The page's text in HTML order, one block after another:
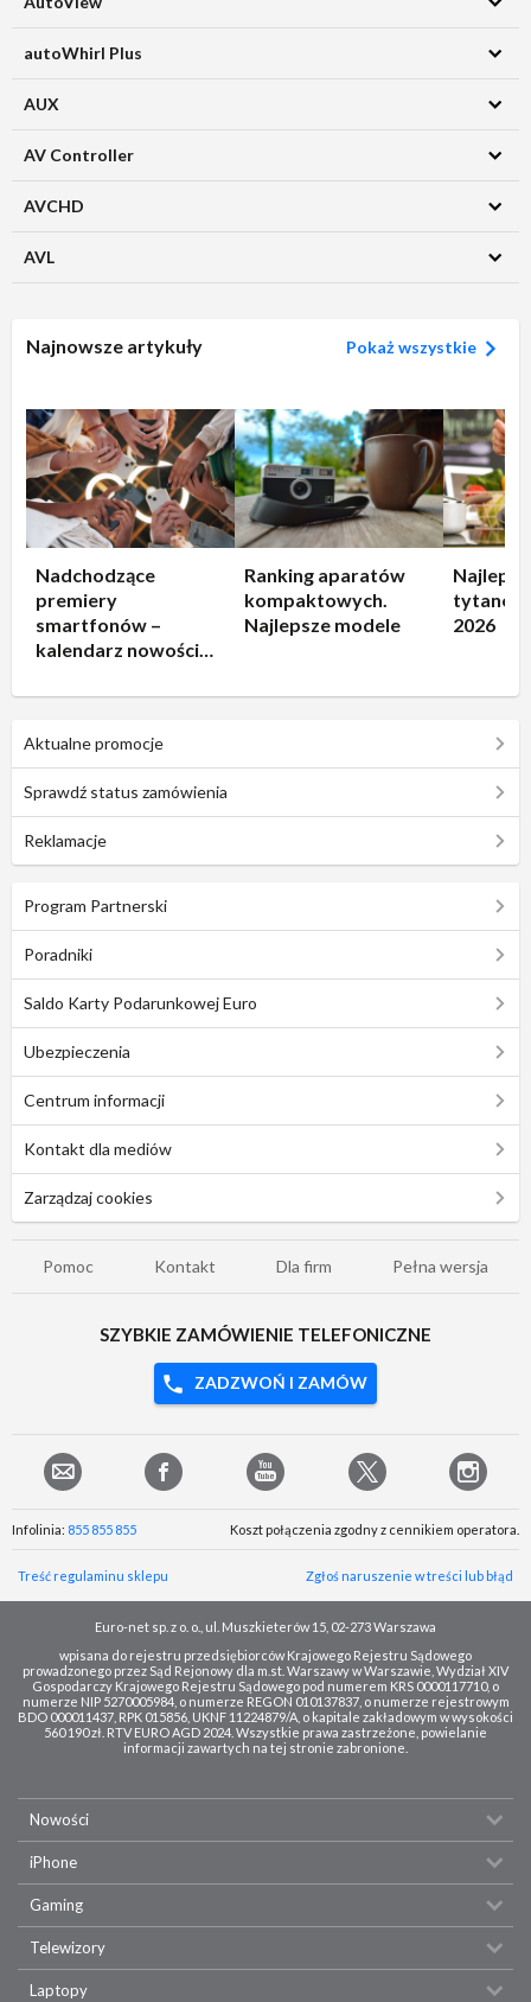
autoWhirl Plus
AUX
AV Controller
AVCHD
AVL
Najnowsze artykuły Pokaż wszystkie
Nadchodzące
premiery
smartfonów –
kalendarz nowości
Ranking aparatów
kompaktowych.
Najlepsze modele
2026
Aktualne promocje
Sprawdź status zamówienia
Reklamacje
Program Partnerski
Poradniki
Saldo Karty Podarunkowej Euro
Ubezpieczenia
Centrum informacji
Kontakt dla mediów
Zarządzaj cookies
Pomoc Kontakt Dla firm Pełna wersja
SZYBKIE ZAMÓWIENIE TELEFONICZNE
ZADZWOŃ I ZAMÓW
Infolinia: 855 855 855 Koszt połączenia zgodny z cennikiem operatora.
Treść regulaminu sklepu Zgłoś naruszenie w treści lub błąd
Euro-net sp. z o. o., ul. Muszkieterów 15, 02-273 Warszawa
wpisana do rejestru przedsiębiorców Krajowego Rejestru Sądowego
prowadzonego przez Sąd Rejonowy dla m.st. Warszawy w Warszawie, Wydział XIV
Gospodarczy Krajowego Rejestru Sądowego pod numerem KRS 0000117710, o
numerze NIP 5270005984, o numerze REGON 010137837, o numerze rejestrowym
BDO 000011437, RPK 015856, UKNF 11224879/A, o kapitale zakładowym w wysokości
560 190 zł. RTV EURO AGD 2024. Wszystkie prawa zastrzeżone, powielanie
informacji zawartych na tej stronie zabronione.
Nowości
iPhone
Gaming
Telewizory
Laptopy